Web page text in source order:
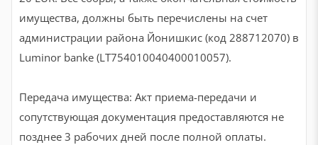
имущества, должны быть перечислены на счет
администрации района Йонишкис (код 288712070) в
Luminor banke (LT754010040400010057).
Передача имущества: Акт приема-передачи и
сопутствующая документация предоставляются не
позднее 3 рабочих дней после полной оплаты.